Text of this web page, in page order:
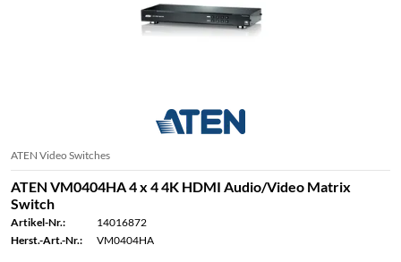
ATEN Video Switches
ATEN VM0404HA 4 x 4 4K HDMI Audio/Video Matrix
Switch
Artikel-Nr.:
14016872
Herst.-Art.-Nr.:
VM0404HA